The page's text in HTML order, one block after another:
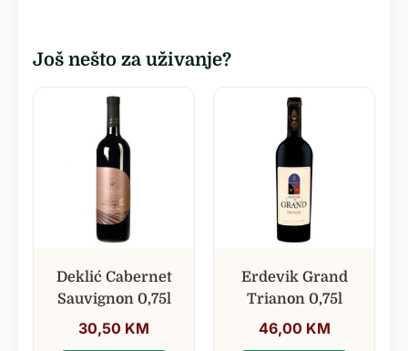
Još nešto za uživanje?
Deklić Cabernet
Sauvignon 0,75l
30,50 KM
Erdevik Grand
Trianon 0,75l
46,00 KM